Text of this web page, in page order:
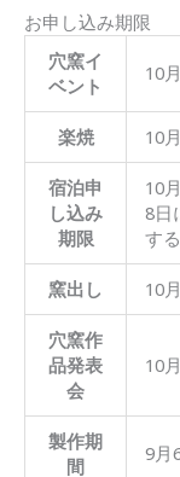
お申し込み期限
穴窯イ
ベント
10
楽焼 10
宿泊申
し込み
期限
10
8日
す
窯出し 10
穴窯作
品発表
会
10
製作期
間
9月